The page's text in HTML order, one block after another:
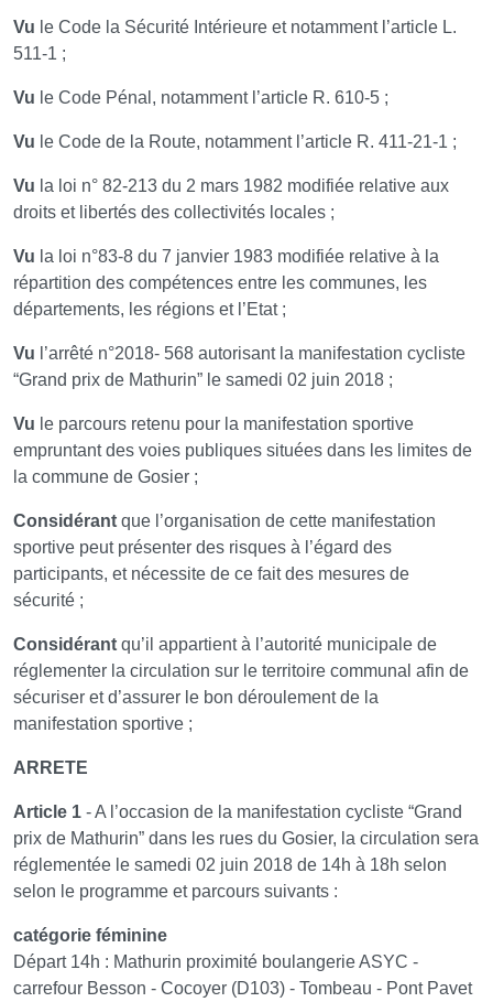
Vu le Code la Sécurité Intérieure et notamment l’article L.
511-1 ;
Vu le Code Pénal, notamment l’article R. 610-5 ;
Vu le Code de la Route, notamment l’article R. 411-21-1 ;
Vu la loi n° 82-213 du 2 mars 1982 modifiée relative aux
droits et libertés des collectivités locales ;
Vu la loi n°83-8 du 7 janvier 1983 modifiée relative à la
répartition des compétences entre les communes, les
départements, les régions et l’Etat ;
Vu l’arrêté n°2018- 568 autorisant la manifestation cycliste
“Grand prix de Mathurin” le samedi 02 juin 2018 ;
Vu le parcours retenu pour la manifestation sportive
empruntant des voies publiques situées dans les limites de
la commune de Gosier ;
Considérant que l’organisation de cette manifestation
sportive peut présenter des risques à l’égard des
participants, et nécessite de ce fait des mesures de
sécurité ;
Considérant qu’il appartient à l’autorité municipale de
réglementer la circulation sur le territoire communal afin de
sécuriser et d’assurer le bon déroulement de la
manifestation sportive ;
ARRETE
Article 1 - A l’occasion de la manifestation cycliste “Grand
prix de Mathurin” dans les rues du Gosier, la circulation sera
réglementée le samedi 02 juin 2018 de 14h à 18h selon
selon le programme et parcours suivants :
catégorie féminine
Départ 14h : Mathurin proximité boulangerie ASYC -
carrefour Besson - Cocoyer (D103) - Tombeau - Pont Pavet